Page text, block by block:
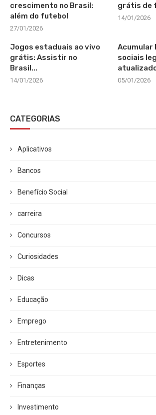
crescimento no Brasil:
além do futebol
27/01/2026
grátis de
14/01/2026
Jogos estaduais ao vivo
grátis: Assistir no
Brasil...
14/01/2026
Acumular
sociais
05/01/2026
CATEGORIAS
Aplicativos
Bancos
Benefício Social
carreira
Concursos
Curiosidades
Dicas
Educação
Emprego
Entretenimento
Esportes
Finanças
Investimento